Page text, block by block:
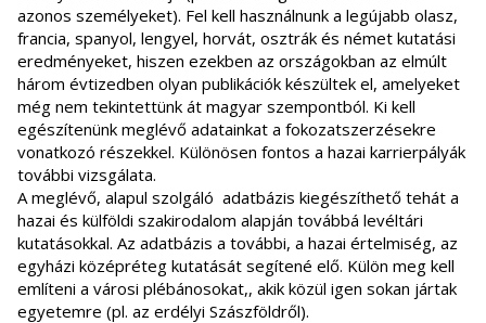
azonos személyeket). Fel kell használnunk a legújabb olasz,
francia, spanyol, lengyel, horvát, osztrák és német kutatási
eredményeket, hiszen ezekben az országokban az elmúlt
három évtizedben olyan publikációk készültek el, amelyeket
még nem tekintettünk át magyar szempontból. Ki kell
egészítenünk meglévő adatainkat a fokozatszerzésekre
vonatkozó részekkel. Különösen fontos a hazai karrierpályák
további vizsgálata.
A meglévő, alapul szolgáló adatbázis kiegészíthető tehát a
hazai és külföldi szakirodalom alapján továbbá levéltári
kutatásokkal. Az adatbázis a további, a hazai értelmiség, az
egyházi középréteg kutatását segítené elő. Külön meg kell
említeni a városi plébánosokat,, akik közül igen sokan jártak
egyetemre (pl. az erdélyi Szászföldről).